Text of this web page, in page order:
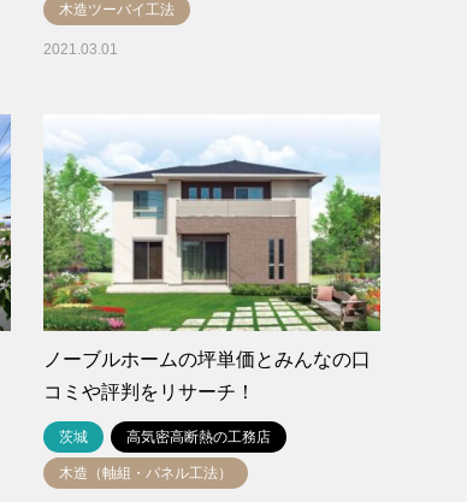
木造ツーバイ工法
2021.03.01
ノーブルホームの坪単価とみんなの口
コミや評判をリサーチ！
茨城 高気密高断熱の工務店
木造（軸組・パネル工法）